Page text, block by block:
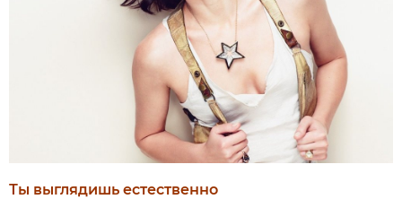
Ты выглядишь естественно